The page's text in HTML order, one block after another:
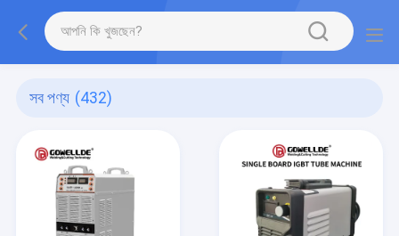
সব পণ্য (432)